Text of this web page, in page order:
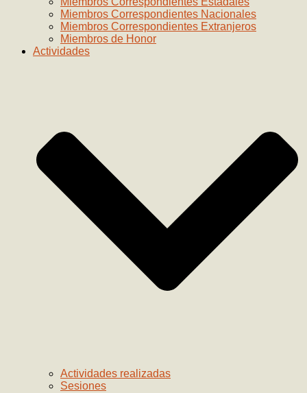
Miembros Correspondientes Nacionales
Miembros Correspondientes Extranjeros
Miembros de Honor
Actividades
Actividades realizadas
Sesiones